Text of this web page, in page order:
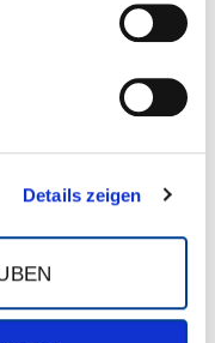
Details zeigen
Stand beim Tag der